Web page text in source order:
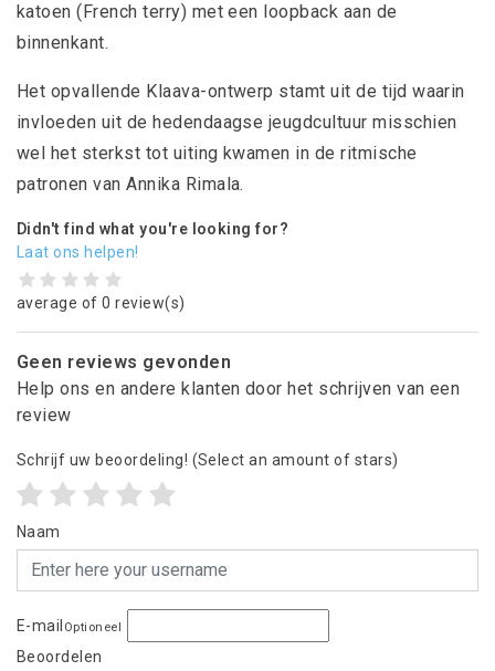
katoen (French terry) met een loopback aan de
binnenkant.
Het opvallende Klaava-ontwerp stamt uit de tijd waarin
invloeden uit de hedendaagse jeugdcultuur misschien
wel het sterkst tot uiting kwamen in de ritmische
patronen van Annika Rimala.
Didn't find what you're looking for?
Laat ons helpen!
average of 0 review(s)
Geen reviews gevonden
Help ons en andere klanten door het schrijven van een
review
Schrijf uw beoordeling! (Select an amount of stars)
Naam
E-mail Optioneel
Beoordelen